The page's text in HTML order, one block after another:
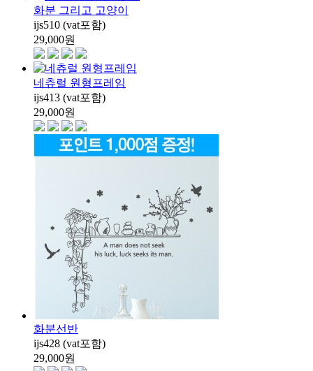
화분 그리고 고양이
ijs510 (vat포함)
29,000원
네츄럴 원형프레임
ijs413 (vat포함)
29,000원
화분선반
ijs428 (vat포함)
29,000원